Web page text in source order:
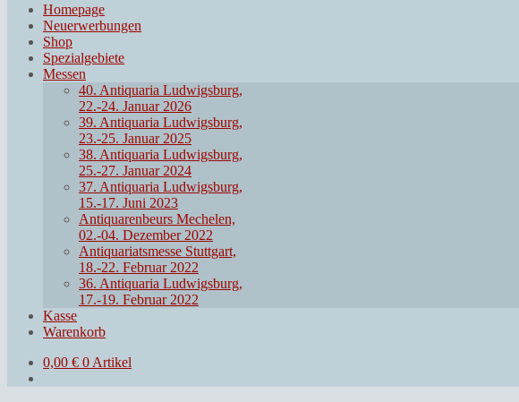
Homepage
Neuerwerbungen
Shop
Spezialgebiete
Messen
40. Antiquaria Ludwigsburg,
22.-24. Januar 2026
39. Antiquaria Ludwigsburg,
23.-25. Januar 2025
38. Antiquaria Ludwigsburg,
25.-27. Januar 2024
37. Antiquaria Ludwigsburg,
15.-17. Juni 2023
Antiquarenbeurs Mechelen,
02.-04. Dezember 2022
Antiquariatsmesse Stuttgart,
18.-22. Februar 2022
36. Antiquaria Ludwigsburg,
17.-19. Februar 2022
Kasse
Warenkorb
0,00 € 0 Artikel